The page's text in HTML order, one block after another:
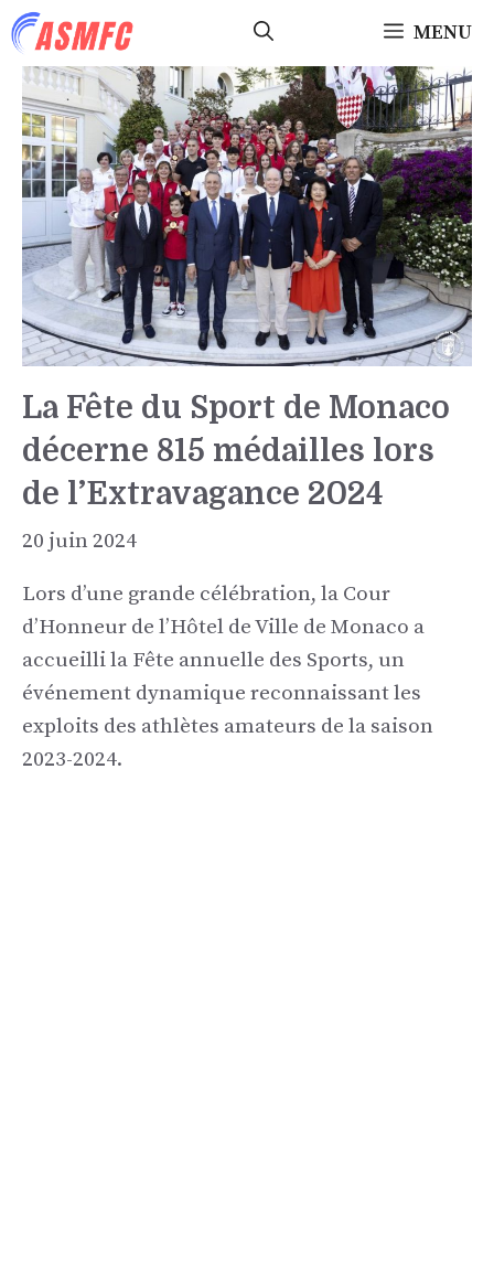
Aller
au
contenu
MENU
La Fête du Sport de Monaco
décerne 815 médailles lors
de l’Extravagance 2024
20 juin 2024
Lors d’une grande célébration, la Cour
d’Honneur de l’Hôtel de Ville de Monaco a
accueilli la Fête annuelle des Sports, un
événement dynamique reconnaissant les
exploits des athlètes amateurs de la saison
2023-2024.